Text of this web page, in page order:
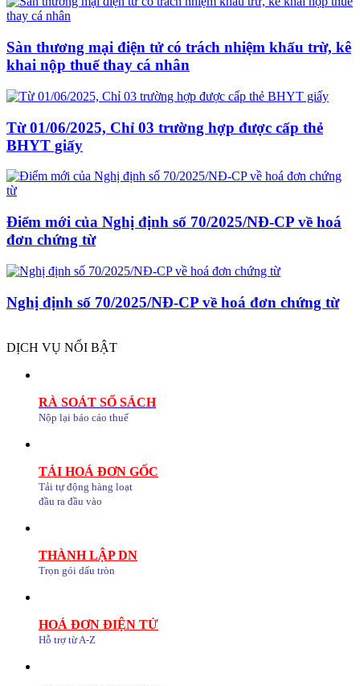
Sàn thương mại điện tử có trách nhiệm khấu trừ, kê
khai nộp thuế thay cá nhân
Từ 01/06/2025, Chỉ 03 trường hợp được cấp thẻ
BHYT giấy
Điểm mới của Nghị định số 70/2025/NĐ-CP về hoá
đơn chứng từ
Nghị định số 70/2025/NĐ-CP về hoá đơn chứng từ
DỊCH VỤ NỔI BẬT
RÀ SOÁT SỔ SÁCH
Nộp lại báo cáo thuế
TẢI HOÁ ĐƠN GỐC
Tải tự động hàng loạt
đầu ra đầu vào
THÀNH LẬP DN
Trọn gói dấu tròn
HOÁ ĐƠN ĐIỆN TỬ
Hỗ trợ từ A-Z